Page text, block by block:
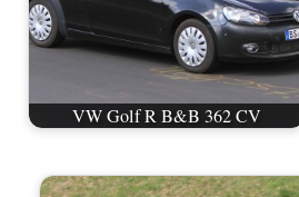
VW Golf R B&B 362 CV